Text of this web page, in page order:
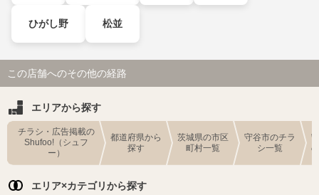
ひがし野 松並
この店舗へのその他の経路
エリアから探す
チラシ・広告掲載の
Shufoo!（シュフ
ー）
都道府県から
探す
茨城県の市区
町村一覧
守谷市のチラ
シ一覧
エリア×カテゴリから探す